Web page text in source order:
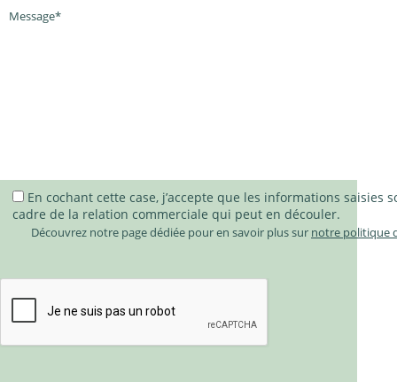
QUI SOMMES-NOUS ?
RÉVÉLATEUR DE MARQUES NATURELLES
FABRICANT FRANÇAIS
UNE ÉQUIPE ENGAGÉE
PHARMACIES / PARAPHARMACIES
INSTITUTS / SPAS
NOS MARQUES
En cochant cette case, j’accepte que les informations saisies
cadre de la relation commerciale qui peut en découler.
Découvrez notre page dédiée pour en savoir plus sur notre politique